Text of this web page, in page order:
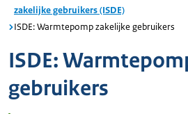
zakelijke gebruikers (ISDE)
ISDE: Warmtepomp zakelijke gebruikers
ISDE:
gebruikers